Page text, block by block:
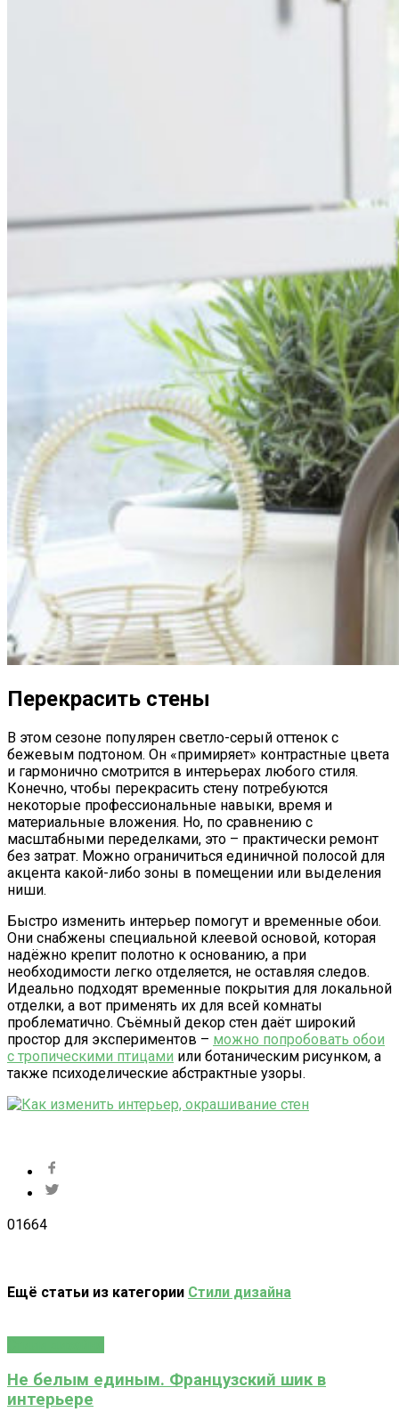
Перекрасить стены
В этом сезоне популярен светло-серый оттенок с
бежевым подтоном. Он «примиряет» контрастные цвета
и гармонично смотрится в интерьерах любого стиля.
Конечно, чтобы перекрасить стену потребуются
некоторые профессиональные навыки, время и
материальные вложения. Но, по сравнению с
масштабными переделками, это – практически ремонт
без затрат. Можно ограничиться единичной полосой для
акцента какой-либо зоны в помещении или выделения
ниши.
Быстро изменить интерьер помогут и временные обои.
Они снабжены специальной клеевой основой, которая
надёжно крепит полотно к основанию, а при
необходимости легко отделяется, не оставляя следов.
Идеально подходят временные покрытия для локальной
отделки, а вот применять их для всей комнаты
проблематично. Съёмный декор стен даёт широкий
простор для экспериментов – можно попробовать обои
с тропическими птицами или ботаническим рисунком, а
также психоделические абстрактные узоры.
01664
Ещё статьи из категории Стили дизайна
Не белым единым. Французский шик в
интерьере